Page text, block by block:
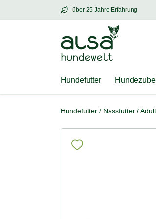
über 25 Jahre Erfahrung
über25 Jahre
Hundefutter
Hundefutter / Nassfutter /Adult